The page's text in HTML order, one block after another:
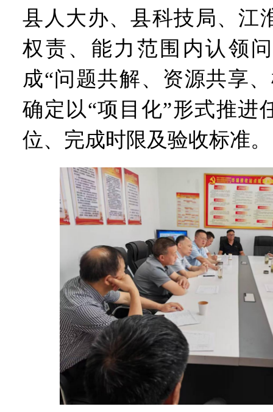
县人大办、县科技局、江
权责、能力范围内认领
成“问题共解、资源共享
确定以“项目化”形式推进
位、完成时限及验收标准。